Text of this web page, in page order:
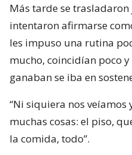
Más tarde se
intentaron afirmarse
les impuso una rutina
mucho, coincidían poco
ganaban se iba en
“Ni siquiera nos
muchas cosas: el piso,
la comida, todo”.